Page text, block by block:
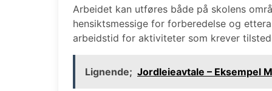
Arbeidet kan utføres både på skolens
hensiktsmessige for forberedelse og
arbeidstid for aktiviteter som krever
Lignende; Jordleieavtale – Eksempel